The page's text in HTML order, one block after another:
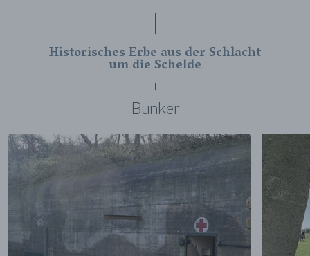
Historisches Erbe aus der Schlacht
um die Schelde
Bunker